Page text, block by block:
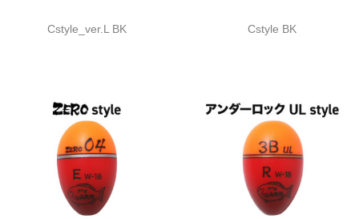
Cstyle_ver.L BK Cstyle BK